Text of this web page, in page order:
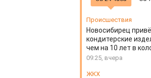
Происшествия
Новосибирец
кондитерские
чем на 10 лет в
09:25, вчера
ЖКХ